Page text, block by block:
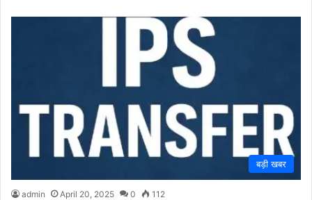
बड़ी खबर
admin April 20, 2025 0 112